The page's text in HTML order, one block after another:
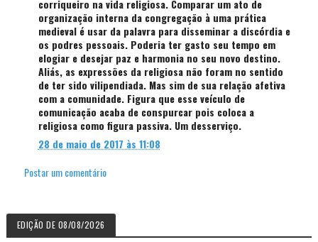
corriqueiro na vida religiosa. Comparar um ato de
organização interna da congregação à uma prática
medieval é usar da palavra para disseminar a discórdia e
os podres pessoais. Poderia ter gasto seu tempo em
elogiar e desejar paz e harmonia no seu novo destino.
Aliás, as expressões da religiosa não foram no sentido
de ter sido vilipendiada. Mas sim de sua relação afetiva
com a comunidade. Figura que esse veículo de
comunicação acaba de conspurcar pois coloca a
religiosa como figura passiva. Um desserviço.
28 de maio de 2017 às 11:08
Postar um comentário
EDIÇÃO DE 08/08/2026